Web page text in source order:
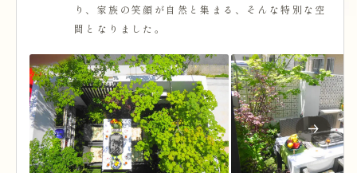
り、家族の笑顔が自然と集まる、そんな特別な空
間となりました。